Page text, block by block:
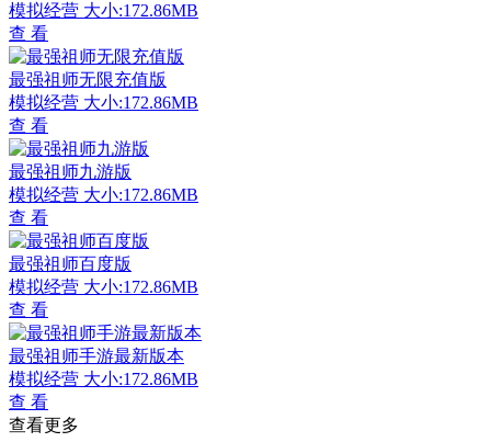
模拟经营 大小:172.86MB
查 看
最强祖师无限充值版
模拟经营 大小:172.86MB
查 看
最强祖师九游版
模拟经营 大小:172.86MB
查 看
最强祖师百度版
模拟经营 大小:172.86MB
查 看
最强祖师手游最新版本
模拟经营 大小:172.86MB
查 看
查看更多